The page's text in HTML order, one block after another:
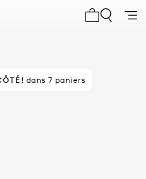
!5 vendus
dans 7 paniers